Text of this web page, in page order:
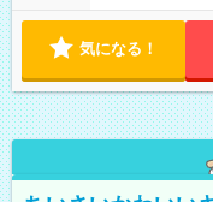
気になる！